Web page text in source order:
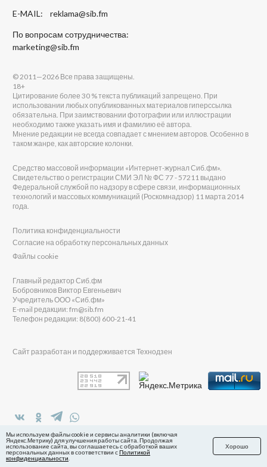
E-MAIL: reklama@sib.fm
По вопросам сотрудничества:
marketing@sib.fm
в Яндекс.Дзен
© 2011—2026 Все права защищены.
18+
Цитирование более 30 % текста публикаций запрещено. При
использовании любых опубликованных материалов гиперссылка
обязательна. При заимствовании фотографии или иллюстрации
необходимо также указать имя и фамилию её автора.
Мнение редакции не всегда совпадает с мнением авторов. Особенно в
таком жанре, как авторские колонки.
Средство массовой информации «Интернет-журнал Сиб.фм».
Свидетельство о регистрации СМИ ЭЛ № ФС 77 - 57211 выдано
Федеральной службой по надзору в сфере связи, информационных
технологий и массовых коммуникаций (Роскомнадзор) 11 марта 2014
года.
Политика конфиденциальности
Согласие на обработку персональных данных
Файлы cookie
Главный редактор Сиб.фм
Бобровников Виктор Евгеньевич
Учредитель ООО «Сиб.фм»
E-mail редакции: fm@sib.fm
Телефон редакции: 8(800) 600-21-41
Сайт разработан и поддерживается Технодзен
Мы используем файлы cookie и сервисы аналитики (включая
Яндекс.Метрику) для улучшения работы сайта. Продолжая
использование сайта, вы соглашаетесь с обработкой ваших
персональных данных в соответствии сПолитикой
конфиденциальности
Хорошо